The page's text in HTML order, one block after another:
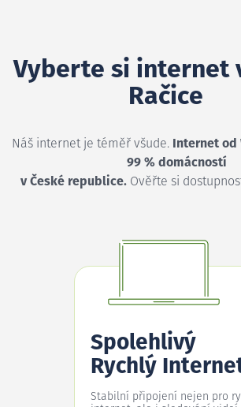
Vyberte si internet
Račice
Náš internet je téměř všude. Internet od
99 % domácností
v České republice.Ověřte si
Spolehlivý
Rychlý
Stabilní připojení nejen pro